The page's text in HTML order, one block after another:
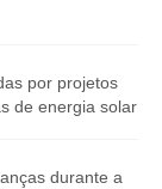
por projetos
de energia solar
durante a